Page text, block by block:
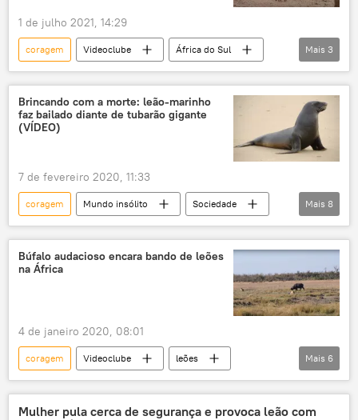
1 de julho 2021, 14:29
coragem Videoclube
África do Sul
leões
vida selvagem vídeo
Mais 3
Brincando com a morte: leão-marinho
faz bailado diante de tubarão gigante
(VÍDEO)
7 de fevereiro 2020, 11:33
coragem Mundo insólito
Sociedade
Notícias
tubarão
leão marinho
perigo
morte
dança
superfície
Mais 8
Búfalo audacioso encara bando de leões
na África
4 de janeiro 2020, 08:01
coragem Videoclube
leões
África do Sul
búfalo
vida selvagem
caça
Mais 6
Mulher pula cerca de segurança e provoca leão com